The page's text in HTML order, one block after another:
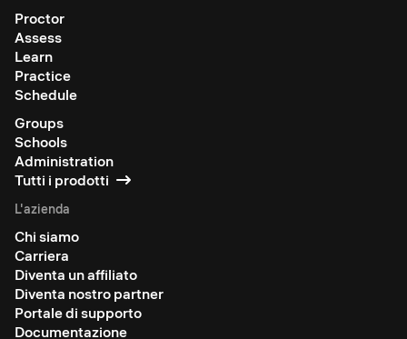
Proctor
Assess
Learn
Practice
Schedule
Groups
Schools
Administration
Tutti i prodotti
L'azienda
Chi siamo
Carriera
Diventa un affiliato
Diventa nostro partner
Portale di supporto
Documentazione